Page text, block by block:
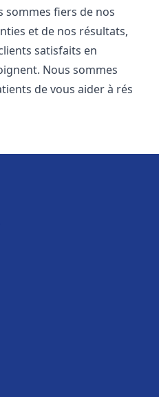
sommes fiers de nos
et de nos résultats,
satisfaits en
Nous sommes
de vous aider à rés